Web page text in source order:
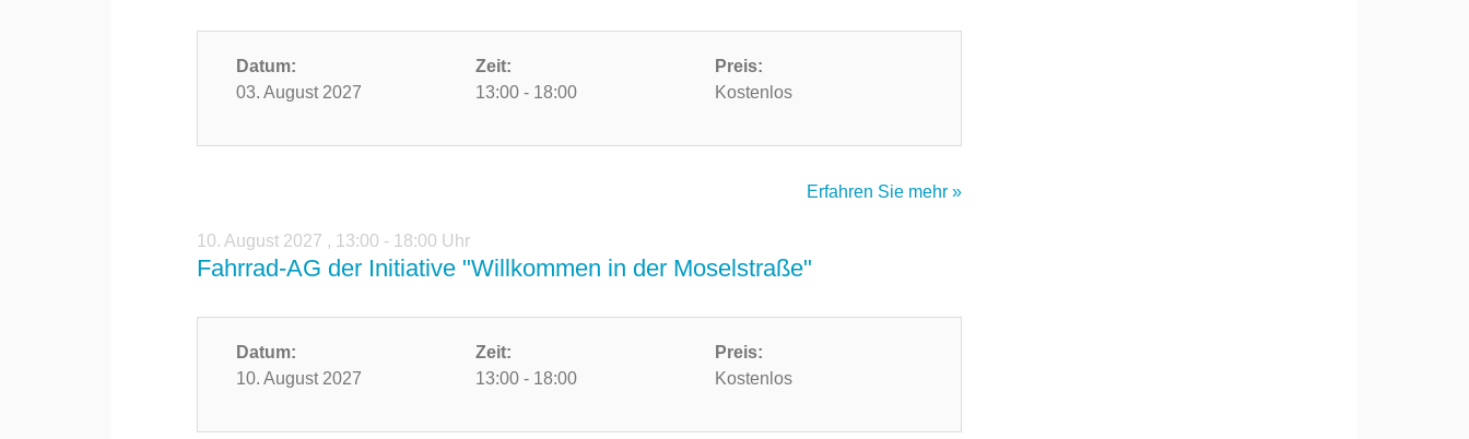
Datum:
03. August 2027
Zeit:
13:00 - 18:00
Preis:
Kostenlos
Erfahren Sie mehr »
10. August 2027 , 13:00 - 18:00 Uhr
Fahrrad-AG der Initiative "Willkommen in der Moselstraße"
Datum:
10. August 2027
Zeit:
13:00 - 18:00
Preis:
Kostenlos